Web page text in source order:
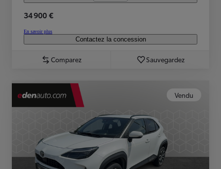
34 900 €
En savoir plus
Contactez la concession
Comparez Sauvegardez
Vendu